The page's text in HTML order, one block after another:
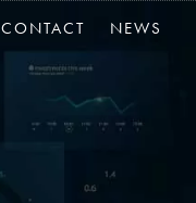
CONTACT NEWS